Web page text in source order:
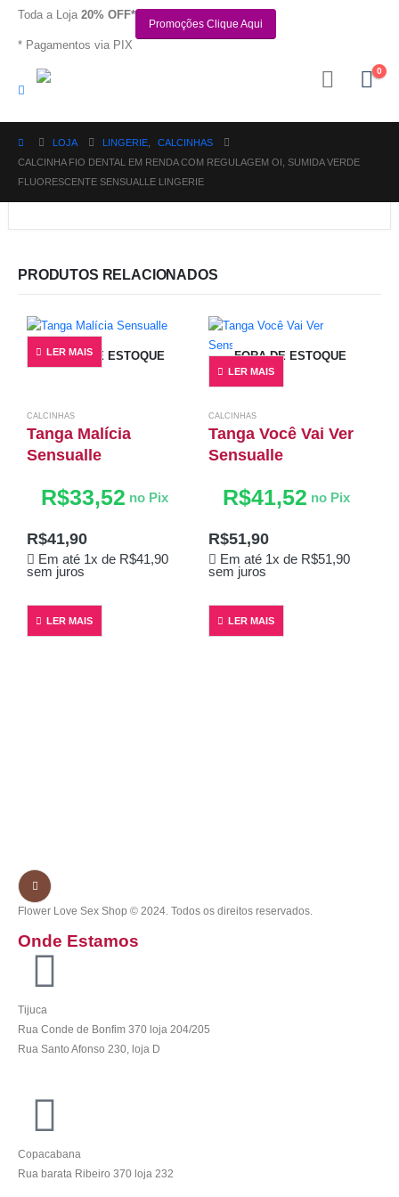
Toda a Loja 20% OFF*
Promoções Clique Aqui
* Pagamentos via PIX
0
LOJA LINGERIE
CALCINHAS
CALCINHA FIO DENTAL EM RENDA COM REGULAGEM OI, SUMIDA VERDE
FLUORESCENTE SENSUALLE LINGERIE
PRODUTOS RELACIONADOS
FORA DE ESTOQUE
LER MAIS
CALCINHAS
Tanga Malícia
Sensualle
R$41,90
Em até 1x de R$41,90
sem juros
R$33,52 no Pix
LER MAIS
FORA DE ESTOQUE
LER MAIS
CALCINHAS
Tanga Você Vai Ver
Sensualle
R$51,90
Em até 1x de R$51,90
sem juros
R$41,52 no Pix
LER MAIS
Flower Love Sex Shop © 2024. Todos os direitos reservados.
Onde Estamos
Tijuca
Rua Conde de Bonfim 370 loja 204/205
Rua Santo Afonso 230, loja D
Copacabana
Rua barata Ribeiro 370 loja 232